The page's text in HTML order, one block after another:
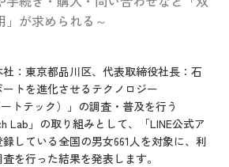
が求められる～
：東京都品川区、代表取締役社長：石
トを進化させるテクノロジー
トテック）」の調査・普及を行う
Lab」の取り組みとして、「LINE公式ア
している全国の男女661人を対象に、利
を行った結果を発表します。